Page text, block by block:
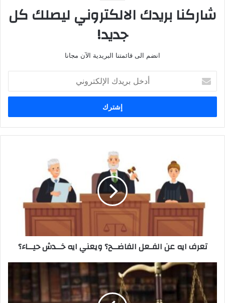
شاركنا بريدك الالكتروني ليصلك كل
جديد!
انضم الى قائمتنا البريدية الآن مجانا
بريدك
الإلكتروني
الفاضــح؟
ويعني
خــدش
حيــاء؟
تعرف ايه عن الفـعل الفاضــح؟ ويعني ايه خــدش حيــاء؟
مذكرة
دفاع
فى
جنحة